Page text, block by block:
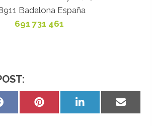
Badalona España
691 731 461
Share
Share
Share
Share